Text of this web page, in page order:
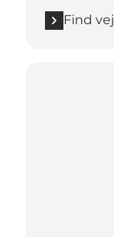
Find vej